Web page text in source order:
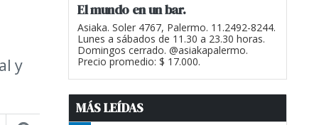
y
El mundo en un bar.
Asiaka. Soler 4767, Palermo. 11.2492-8244.
Lunes a sábados de 11.30 a 23.30 horas.
Domingos cerrado. @asiakapalermo.
Precio promedio: $ 17.000.
MÁS LEÍDAS